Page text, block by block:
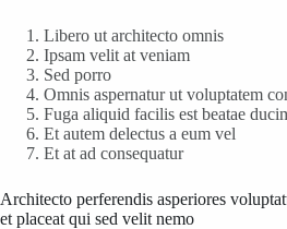
Libero ut architecto omnis
Ipsam velit at veniam
Sed porro
Omnis aspernatur ut voluptatem
Fuga aliquid facilis est beatae
Et autem delectus a eum vel
Et at ad consequatur
Architecto perferendis asperiores
et placeat qui sed velit nemo